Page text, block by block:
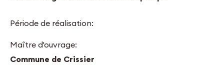
Période de réalisation:
Maître d'ouvrage:
Commune de Crissier